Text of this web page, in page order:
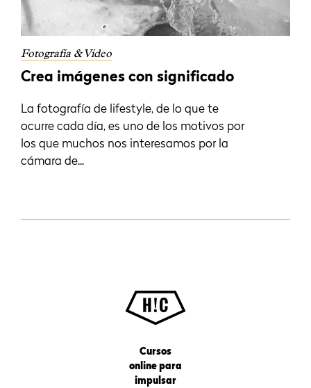
Fotografía & Vídeo
Crea imágenes con significado
La fotografía de lifestyle, de lo que te
ocurre cada día, es uno de los motivos por
los que muchos nos interesamos por la
cámara de...
Cursos
online para
impulsar